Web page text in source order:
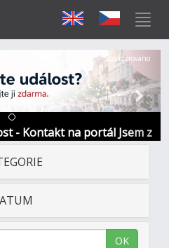
- Kontakt na portál Jsem z
Další
Sponzorováno
OK